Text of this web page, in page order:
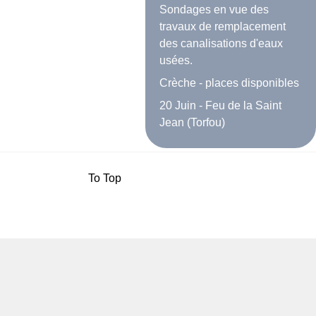
Sondages en vue des
travaux de remplacement
des canalisations d'eaux
usées.
Crèche - places disponibles
20 Juin - Feu de la Saint
Jean (Torfou)
To Top